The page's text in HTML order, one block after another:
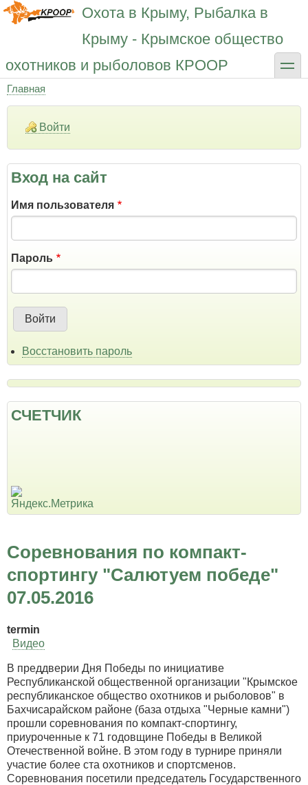
Перейти
Охота в Крыму, Рыбалка в
Крыму - Крымское общество
охотников и рыболовов КРООР
toggle
Строка
навигации
Главная
Войти
Вход на сайт
Имя пользователя
Пароль
Восстановить пароль
СЧЕТЧИК
Соревнования по компакт-
спортингу "Салютуем победе"
07.05.2016
termin
Видео
В преддверии Дня Победы по инициативе
Республиканской общественной организации "Крымское
республиканское общество охотников и рыболовов" в
Бахчисарайском районе (база отдыха "Черные камни")
прошли соревнования по компакт-спортингу,
приуроченные к 71 годовщине Победы в Великой
Отечественной войне. В этом году в турнире приняли
участие более ста охотников и спортсменов.
Соревнования посетили председатель Государственного